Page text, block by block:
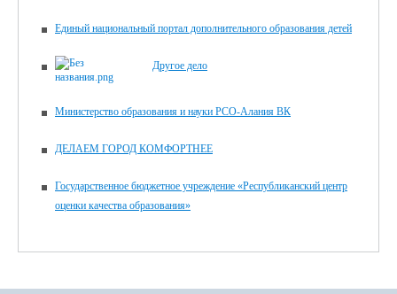
Единый национальный портал дополнительного образования детей
Другое дело
Министерство образования и науки РСО-Алания ВК
ДЕЛАЕМ ГОРОД КОМФОРТНЕЕ
Государственное бюджетное учреждение «Республиканский центр
оценки качества образования»